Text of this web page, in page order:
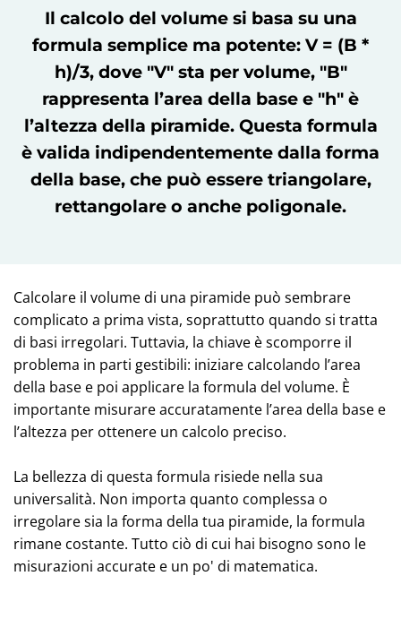
Il calcolo del volume si basa su una
formula semplice ma potente: V = (B *
h)/3, dove "V" sta per volume, "B"
rappresenta l’area della base e "h" è
l’altezza della piramide. Questa formula
è valida indipendentemente dalla forma
della base, che può essere triangolare,
rettangolare o anche poligonale.
Calcolare il volume di una piramide può sembrare
complicato a prima vista, soprattutto quando si tratta
di basi irregolari. Tuttavia, la chiave è scomporre il
problema in parti gestibili: iniziare calcolando l’area
della base e poi applicare la formula del volume. È
importante misurare accuratamente l’area della base e
l’altezza per ottenere un calcolo preciso.
La bellezza di questa formula risiede nella sua
universalità. Non importa quanto complessa o
irregolare sia la forma della tua piramide, la formula
rimane costante. Tutto ciò di cui hai bisogno sono le
misurazioni accurate e un po' di matematica.